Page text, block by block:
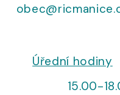
Úřední hodiny
15.00-